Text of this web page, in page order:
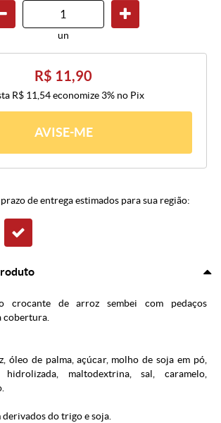
un
R$ 11,90
R$ 11,54economize 3% no Pix
AVISE-ME
de entrega estimados para sua região:
crocante de arroz sembei com pedaços
cobertura.
óleo de palma, açúcar, molho de soja em pó,
maltodextrina, sal, caramelo,
do trigo e soja.